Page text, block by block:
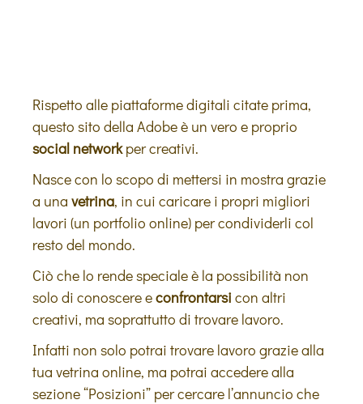
Rispetto alle piattaforme digitali citate prima,
questo sito della Adobe è un vero e proprio
social networkper creativi.
Nasce con lo scopo di mettersi in mostra grazie
a una vetrina, in cui caricare i propri migliori
lavori (un portfolio online) per condividerli col
resto del mondo.
Ciò che lo rende speciale è la possibilità non
solo di conoscere econfrontarsi con altri
creativi, ma soprattutto di trovare lavoro.
Infatti non solo potrai trovare lavoro grazie alla
tua vetrina online, ma potrai accedere alla
sezione “Posizioni” per cercare l’annuncio che